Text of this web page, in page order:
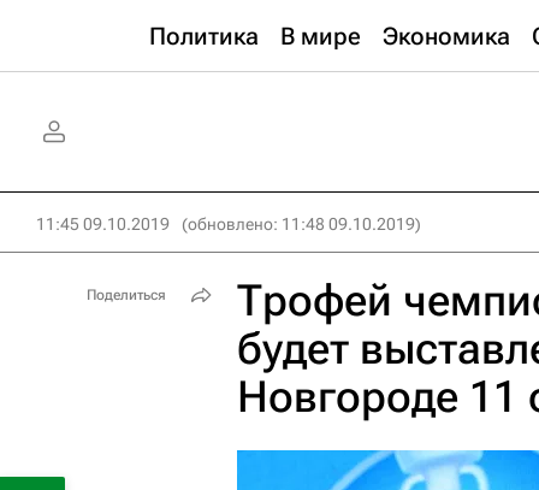
Политика В мире Экономика
11:45 09.10.2019 (обновлено: 11:48 09.10.2019)
Трофей
будет
Новгороде 11
Поделиться